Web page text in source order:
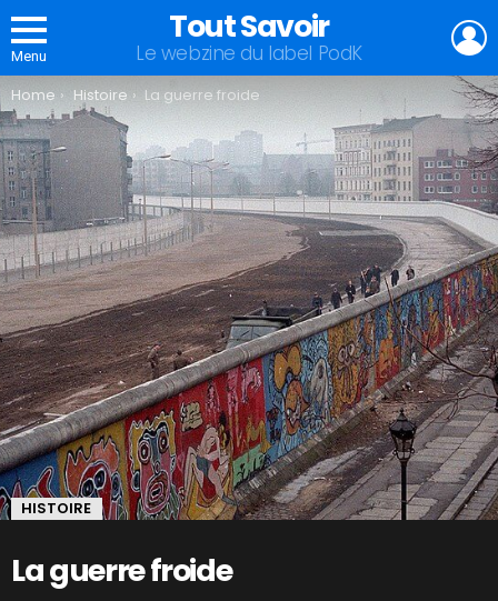
Menu
Tout Savoir
Le webzine du label PodK
You are here:
Home Histoire La guerre froide
HISTOIRE
La guerre froide